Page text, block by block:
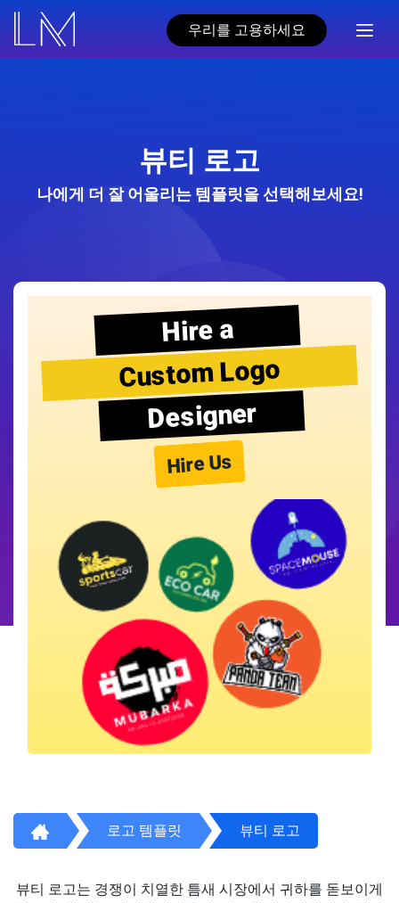
우리를 고용하세요
뷰티 로고
나에게 더 잘 어울리는 템플릿을 선택해보세요!
Hire a
Custom Logo
Designer
Hire Us
로고 템플릿 뷰티 로고
뷰티 로고는 경쟁이 치열한 틈새 시장에서 귀하를 돋보이게